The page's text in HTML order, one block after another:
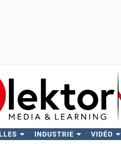
INDUSTRIE VIDÉO